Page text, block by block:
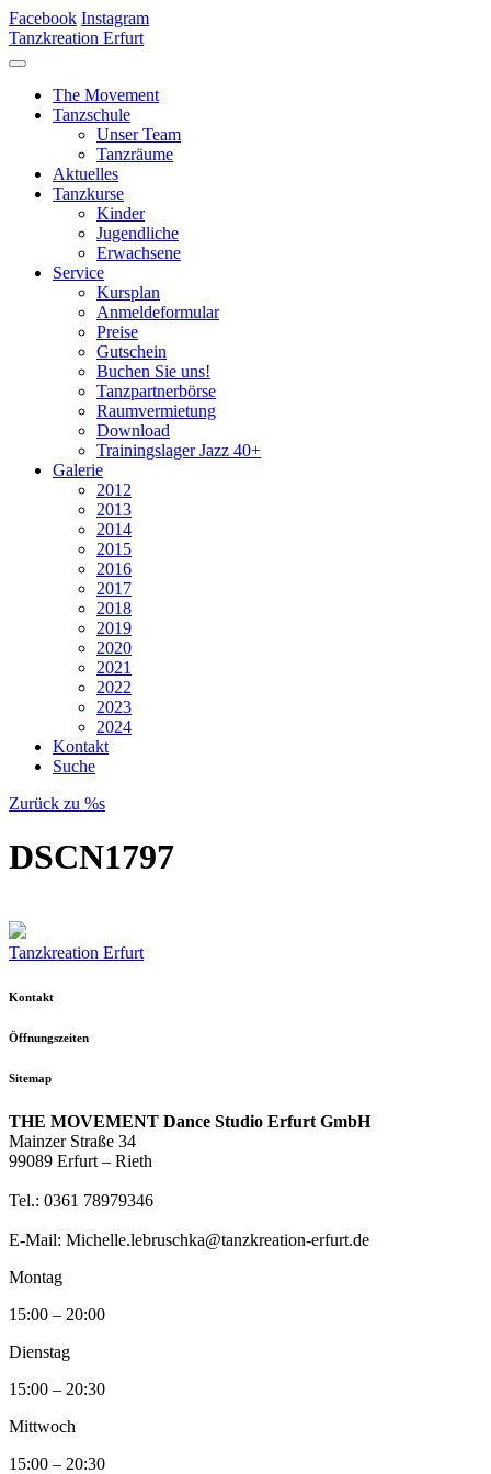
Facebook Instagram
Tanzkreation Erfurt
The Movement
Tanzschule
Unser Team
Tanzräume
Aktuelles
Tanzkurse
Kinder
Jugendliche
Erwachsene
Service
Kursplan
Anmeldeformular
Preise
Gutschein
Buchen Sie uns!
Tanzpartnerbörse
Raumvermietung
Download
Trainingslager Jazz 40+
Galerie
2012
2013
2014
2015
2016
2017
2018
2019
2020
2021
2022
2023
2024
Kontakt
Suche
Zurück zu %s
DSCN1797
Tanzkreation Erfurt
Kontakt
Öffnungszeiten
Sitemap
THE MOVEMENT Dance Studio Erfurt GmbH
Mainzer Straße 34
99089 Erfurt – Rieth
Tel.: 0361 78979346
E-Mail: Michelle.lebruschka@tanzkreation-erfurt.de
Montag
15:00 – 20:00
Dienstag
15:00 – 20:30
Mittwoch
15:00 – 20:30